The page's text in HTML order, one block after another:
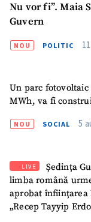
Nu vor fi”. Maia
Guvern
NOU POLITIC
Un parc fotovoltaic
MWh, va fi
NOU SOCIAL 5
LIVE
Ședința
limba română
aprobat înființarea
„Recep Tayyip